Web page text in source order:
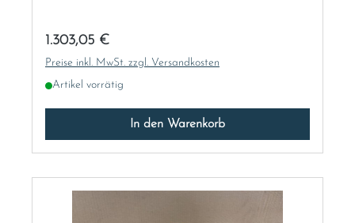
Regulärer Preis:
1.303,05 €
Preise inkl. MwSt. zzgl. Versandkosten
Artikel vorrätig
In den Warenkorb